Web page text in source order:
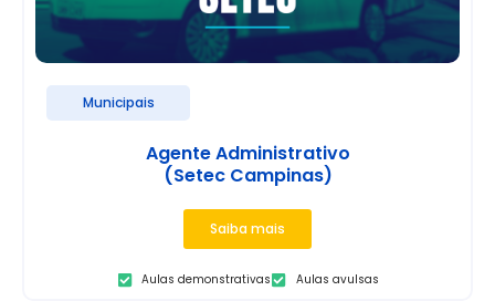
Municipais
Agente Administrativo
(Setec Campinas)
Saiba mais
Aulas demonstrativas Aulas avulsas